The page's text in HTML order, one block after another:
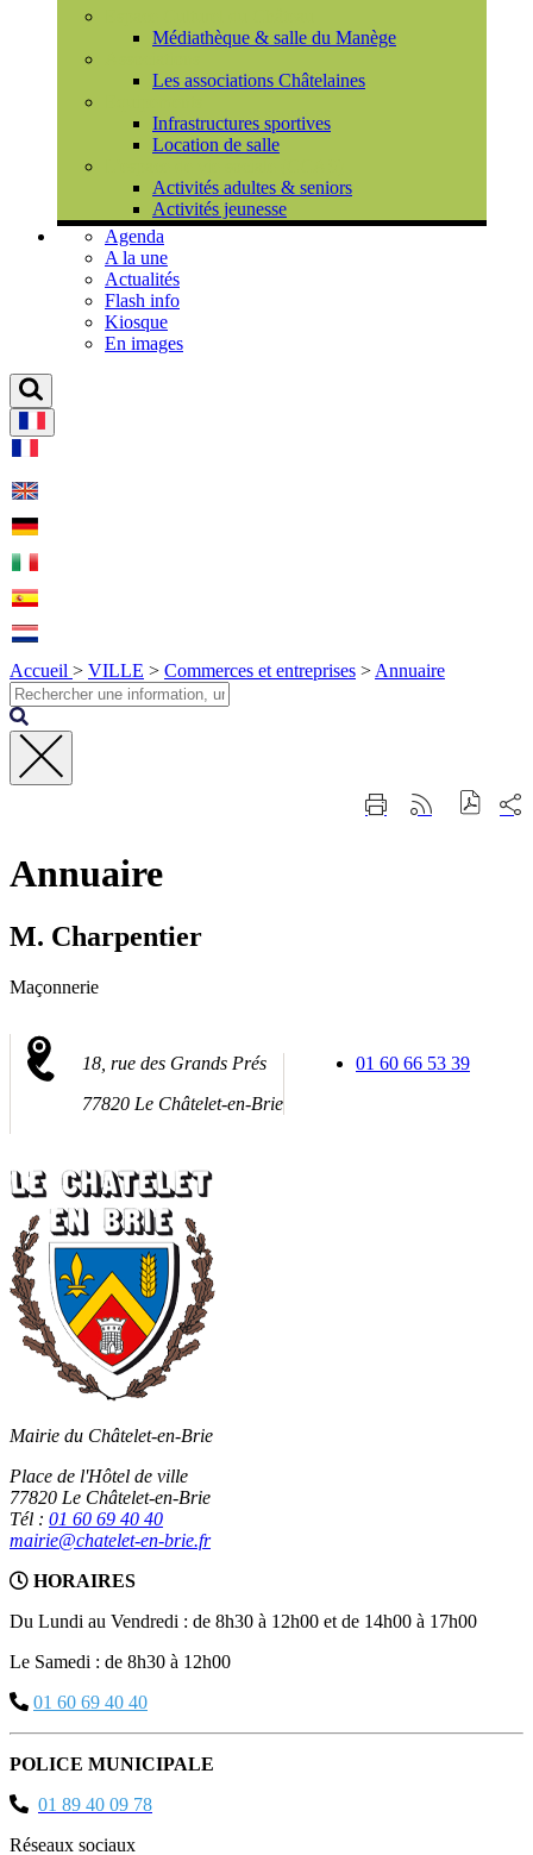
Médiathèque & salle du Manège
Les associations Châtelaines
Infrastructures sportives
Location de salle
Activités adultes & seniors
Activités jeunesse
Agenda
A la une
Actualités
Flash info
Kiosque
En images
Accueil > VILLE > Commerces et entreprises > Annuaire
Fermer
ImprimerGénérer
sur
Annuaire
M. Charpentier
Maçonnerie
18, rue des Grands Prés
77820 Le Châtelet-en-Brie
01 60 66 53 39
Mairie du Châtelet-en-Brie
Place de l'Hôtel de ville
77820 Le Châtelet-en-Brie
Tél : 01 60 69 40 40
mairie@chatelet-en-brie.fr
HORAIRES
Du Lundi au Vendredi : de 8h30 à 12h00 et de 14h00 à 17h00
Le Samedi : de 8h30 à 12h00
01 60 69 40 40
POLICE MUNICIPALE
01 89 40 09 78
Réseaux sociaux